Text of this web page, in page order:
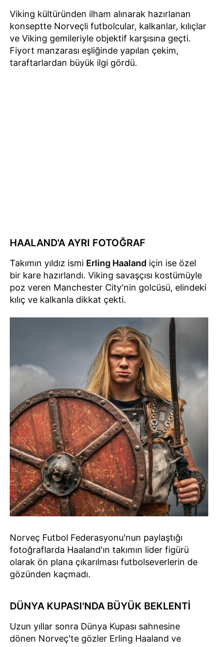
Viking kültüründen ilham alınarak hazırlanan
konseptte Norveçli futbolcular, kalkanlar, kılıçlar
ve Viking gemileriyle objektif karşısına geçti.
Fiyort manzarası eşliğinde yapılan çekim,
taraftarlardan büyük ilgi gördü.
HAALAND'A AYRI FOTOĞRAF
Takımın yıldız ismi Erling Haaland için ise özel
bir kare hazırlandı. Viking savaşçısı kostümüyle
poz veren Manchester City'nin golcüsü, elindeki
kılıç ve kalkanla dikkat çekti.
Norveç Futbol Federasyonu'nun paylaştığı
fotoğraflarda Haaland'ın takımın lider figürü
olarak ön plana çıkarılması futbolseverlerin de
gözünden kaçmadı.
DÜNYA KUPASI'NDA BÜYÜK BEKLENTİ
Uzun yıllar sonra Dünya Kupası sahnesine
dönen Norveç'te gözler Erling Haaland ve